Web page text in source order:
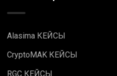
Alasima КЕЙСЫ
CryptoMAK КЕЙСЫ
RGC КЕЙСЫ